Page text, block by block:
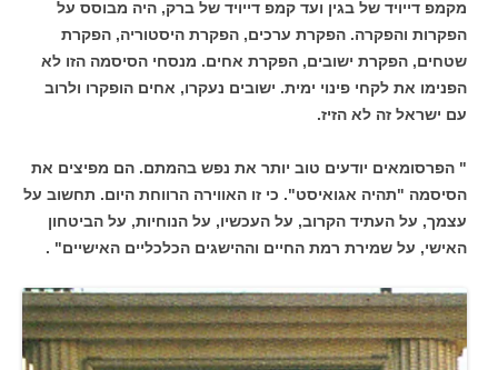
מקמפ דייויד של בגין ועד קמפ דייויד של ברק, היה מבוסס על
הפקרות והפקרה. הפקרת ערכים, הפקרת היסטוריה, הפקרת
שטחים, הפקרת ישובים, הפקרת אחים. מנסחי הסיסמה הזו לא
הפנימו את לקחי פינוי ימית. ישובים נעקרו, אחים הופקרו ולרוב
עם ישראל זה לא הזיז.
" הפרסומאים יודעים טוב יותר את נפש בהמתם. הם מפיצים את
הסיסמה "תהיה אגואיסט". כי זו האווירה הרווחת היום. תחשוב על
עצמך, על העתיד הקרוב, על העכשיו, על הנוחיות, על הביטחון
האישי, על שמירת רמת החיים וההישגים הכלכליים האישיים" .